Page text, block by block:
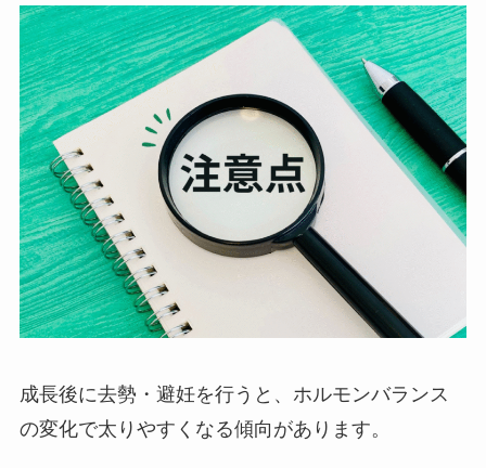
成長後に去勢・避妊を行うと、ホルモンバランス
の変化で太りやすくなる傾向があります。